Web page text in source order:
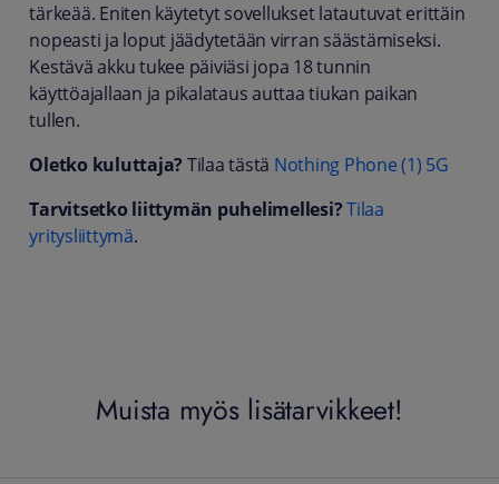
tärkeää. Eniten käytetyt sovellukset latautuvat erittäin
nopeasti ja loput jäädytetään virran säästämiseksi.
Kestävä akku tukee päiviäsi jopa 18 tunnin
käyttöajallaan ja pikalataus auttaa tiukan paikan
tullen.
Oletko kuluttaja? Tilaa tästä Nothing Phone (1) 5G
Tarvitsetko liittymän puhelimellesi?Tilaa
yritysliittymä.
Muista myös lisätarvikkeet!